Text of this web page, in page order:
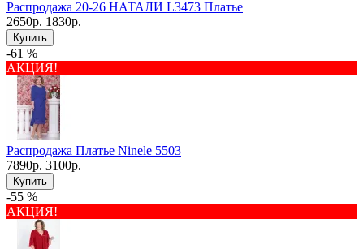
Распродажа 20-26 НАТАЛИ L3473 Платье
2650р. 1830р.
Купить
-61 %
АКЦИЯ!
Распродажа Платье Ninele 5503
7890р. 3100р.
Купить
-55 %
АКЦИЯ!